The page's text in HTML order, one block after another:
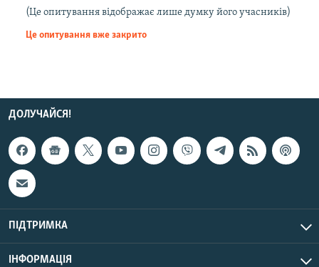
СПЕЦПРОЄКТИ
ПОДКАСТИ
РУС
УКР
КТАТ
ДОЛУЧАЙСЯ!
(Це опитування відображає лише думку його учасників)
Це опитування вже закрито
ДОЛУЧАЙСЯ!
ПІДТРИМКА
ІНФОРМАЦІЯ